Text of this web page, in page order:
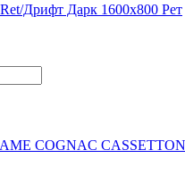
Дрифт Дарк 1600x800 Рет